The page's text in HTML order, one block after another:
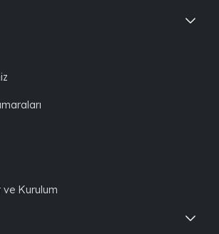
ve Kurulum